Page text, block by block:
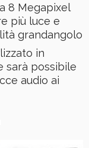
8 Megapixel
più luce e
grandangolo
in
sarà possibile
audio ai